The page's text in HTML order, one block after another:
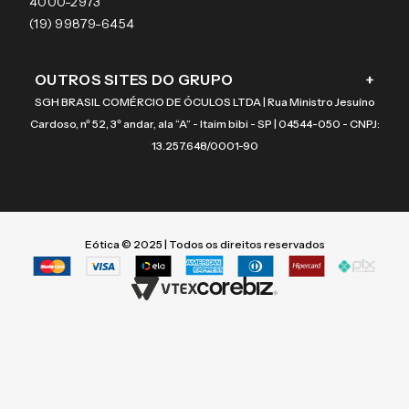
(19) 99879-6454
OUTROS SITES DO GRUPO +
SGH BRASIL COMÉRCIO DE ÓCULOS LTDA | Rua Ministro Jesuíno
Cardoso, nº 52, 3º andar, ala “A” - Itaim bibi - SP | 04544-050 - CNPJ:
13.257.648/0001-90
Eótica © 2025 | Todos os direitos reservados